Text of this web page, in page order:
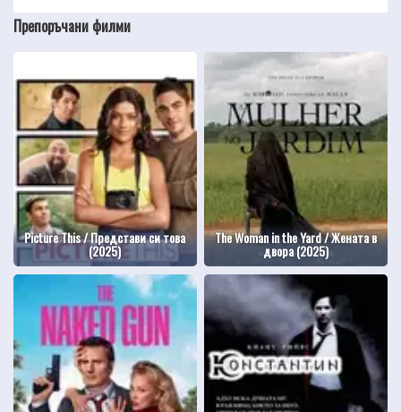
Препоръчани филми
Picture This / Представи си това
(2025)
The Woman in the Yard / Жената в
двора (2025)